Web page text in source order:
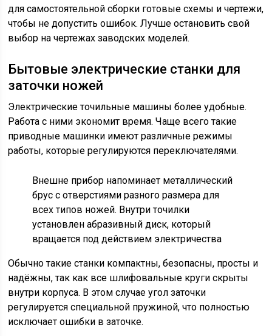
для самостоятельной сборки готовые схемы и чертежи,
чтобы не допустить ошибок. Лучше остановить свой
выбор на чертежах заводских моделей.
Бытовые электрические станки для
заточки ножей
Электрические точильные машины более удобные.
Работа с ними экономит время. Чаще всего такие
приводные машинки имеют различные режимы
работы, которые регулируются переключателями.
Внешне прибор напоминает металлический
брус с отверстиями разного размера для
всех типов ножей. Внутри точилки
установлен абразивный диск, который
вращается под действием электричества
Обычно такие станки компактны, безопасны, просты и
надёжны, так как все шлифовальные круги скрыты
внутри корпуса. В этом случае угол заточки
регулируется специальной пружиной, что полностью
исключает ошибки в заточке.